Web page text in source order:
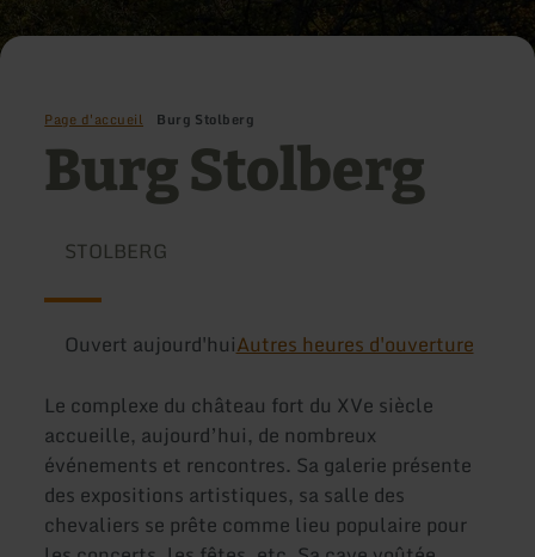
Page d'accueil Burg Stolberg
Burg Stolberg
STOLBERG
Ouvert aujourd'huiAutres heures d'ouverture
Le complexe du château fort du XVe siècle
accueille, aujourd’hui, de nombreux
événements et rencontres. Sa galerie présente
des expositions artistiques, sa salle des
chevaliers se prête comme lieu populaire pour